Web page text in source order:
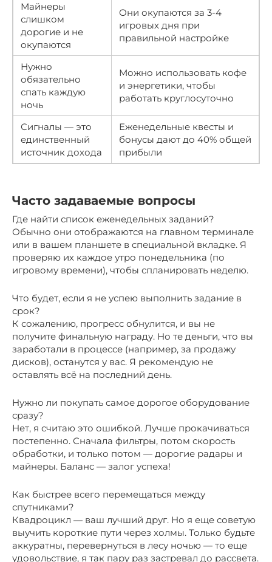
Майнеры
слишком
дорогие и не
окупаются
Они окупаются за 3-4
игровых дня при
правильной настройке
Нужно
обязательно
спать каждую
ночь
Можно использовать кофе
и энергетики, чтобы
работать круглосуточно
Сигналы — это
единственный
источник дохода
Еженедельные квесты и
бонусы дают до 40% общей
прибыли
Часто задаваемые вопросы
Где найти список еженедельных заданий?
Обычно они отображаются на главном терминале
или в вашем планшете в специальной вкладке. Я
проверяю их каждое утро понедельника (по
игровому времени), чтобы спланировать неделю.
Что будет, если я не успею выполнить задание в
срок?
К сожалению, прогресс обнулится, и вы не
получите финальную награду. Но те деньги, что вы
заработали в процессе (например, за продажу
дисков), останутся у вас. Я рекомендую не
оставлять всё на последний день.
Нужно ли покупать самое дорогое оборудование
сразу?
Нет, я считаю это ошибкой. Лучше прокачиваться
постепенно. Сначала фильтры, потом скорость
обработки, и только потом — дорогие радары и
майнеры. Баланс — залог успеха!
Как быстрее всего перемещаться между
спутниками?
Квадроцикл — ваш лучший друг. Но я еще советую
выучить короткие пути через холмы. Только будьте
аккуратны, перевернуться в лесу ночью — то еще
удовольствие, я так пару раз застревал до рассвета.